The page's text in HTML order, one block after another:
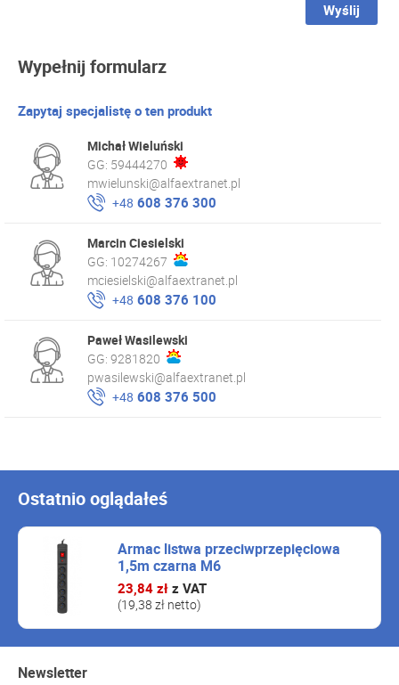
Wyślij
Wypełnij formularz
Zapytaj specjalistę o ten produkt
Michał Wieluński
GG: 59444270
mwielunski@alfaextranet.pl
+48 608 376 300
Marcin Ciesielski
GG: 10274267
mciesielski@alfaextranet.pl
+48 608 376 100
Paweł Wasilewski
GG: 9281820
pwasilewski@alfaextranet.pl
+48 608 376 500
Ostatnio oglądałeś
Armac listwa przeciwprzepięciowa
1,5m czarna M6
23,84 zł z VAT
(19,38 zł netto)
Newsletter